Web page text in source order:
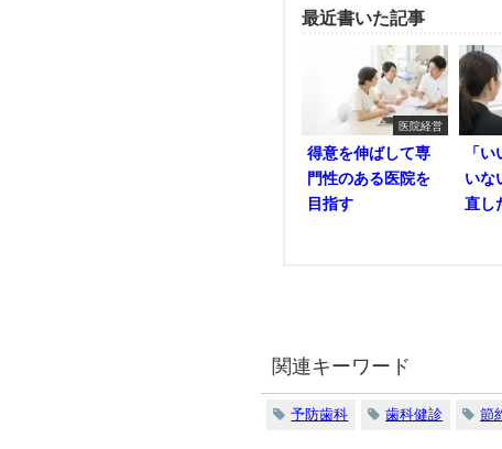
最近書いた記事
医院経営
得意を伸ばして専
門性のある医院を
目指す
「
いな
直し
関連キーワード
予防歯科 歯科健診 節